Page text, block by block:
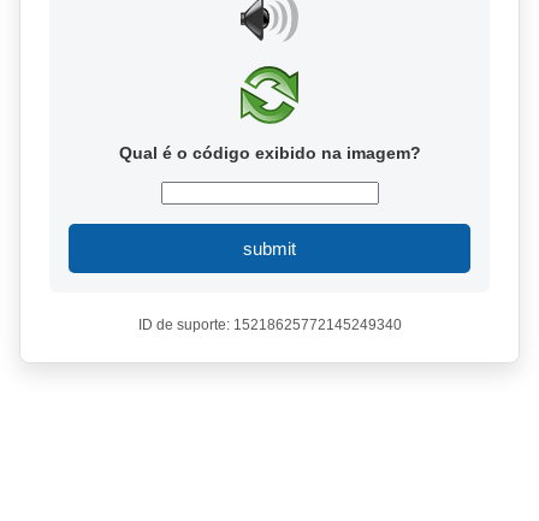
Qual é o código exibido na imagem?
submit
ID de suporte: 15218625772145249340